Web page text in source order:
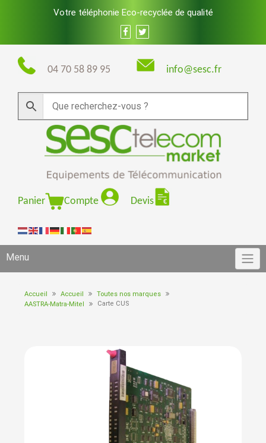
Votre téléphonie Eco-recyclée de qualité
04 70 58 89 95 info@sesc.fr
Panier Compte Devis
Menu
Accueil Accueil
Toutes nos marques
AASTRA-Matra-Mitel
Carte CUS